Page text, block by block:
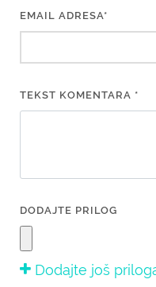
EMAIL ADRESA*
TEKST KOMENTARA *
DODAJTE PRILOG
Dodajte još